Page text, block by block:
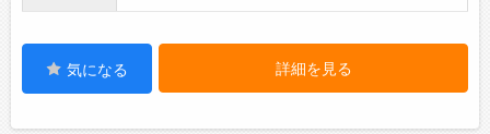
気になる 詳細を見る